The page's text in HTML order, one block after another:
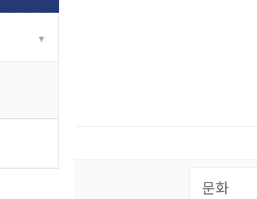
카카오스토리 공유